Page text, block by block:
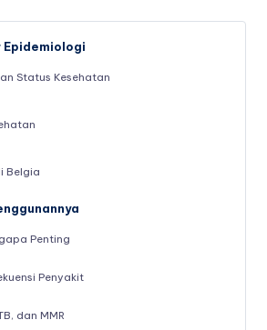
Epidemiologi
Status Kesehatan
Belgia
Penting
Penyakit
dan MMR